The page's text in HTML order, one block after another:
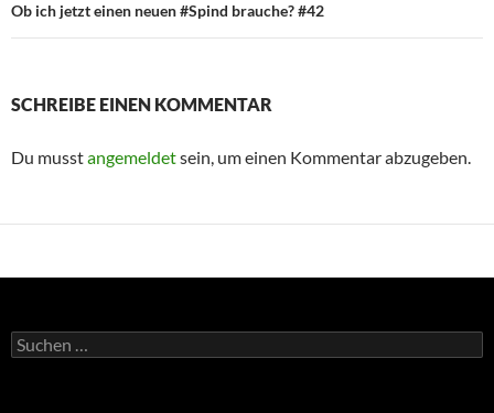
Ob ich jetzt einen neuen #Spind brauche? #42
SCHREIBE EINEN KOMMENTAR
Du musstangemeldetsein, um einen Kommentar abzugeben.
Suchen
nach: